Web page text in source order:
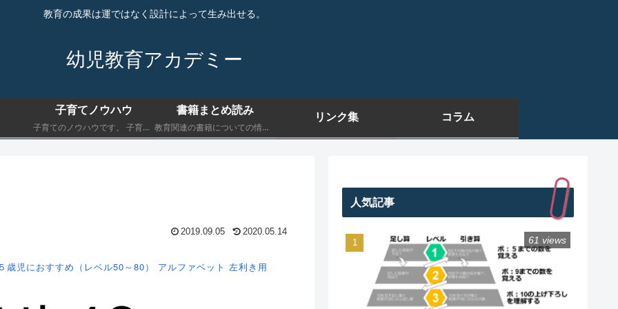
教育の成果は運ではなく設計によって生み出せる。
幼児教育アカデミー
子育てノウハウ
子育てのノウハウです。 子育てにおいて最低限知っておくべきことを書きます。
書籍まとめ読み
教育関連の書籍についての情報です。 子育てにおいて最低限知っておくべきことを書きます。
リンク集 コラム
2019.09.05 2020.05.14
歳児におすすめ（レベル50～80） アルファベット 左利き用
人気記事
61 views